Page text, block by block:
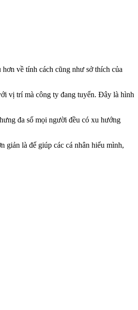
về tính cách cũng như sở thích của
vị trí mà công ty đang tuyển. Đây là hình
đa số mọi người đều có xu hướng
giản là để giúp các cá nhân hiểu mình,